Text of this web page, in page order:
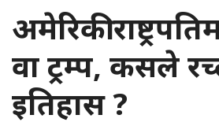
अमेरिकी
वा ट्रम्प, कसले
इतिहास ?